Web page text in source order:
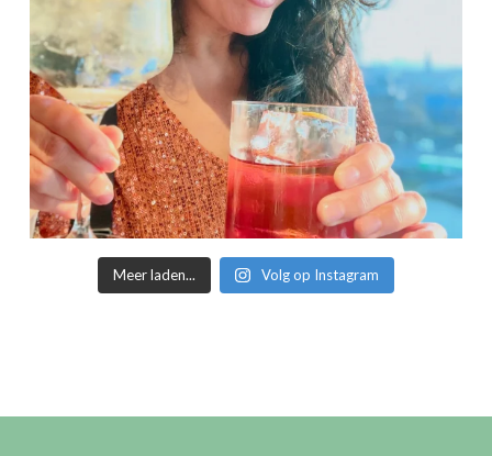
Meer laden... Volg op Instagram